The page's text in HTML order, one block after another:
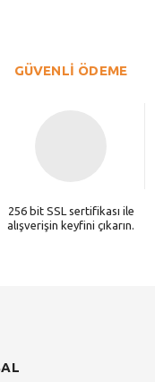
GÜVENLİ ÖDEME
256 bit SSL sertifikası ile
alışverişin keyfini çıkarın.